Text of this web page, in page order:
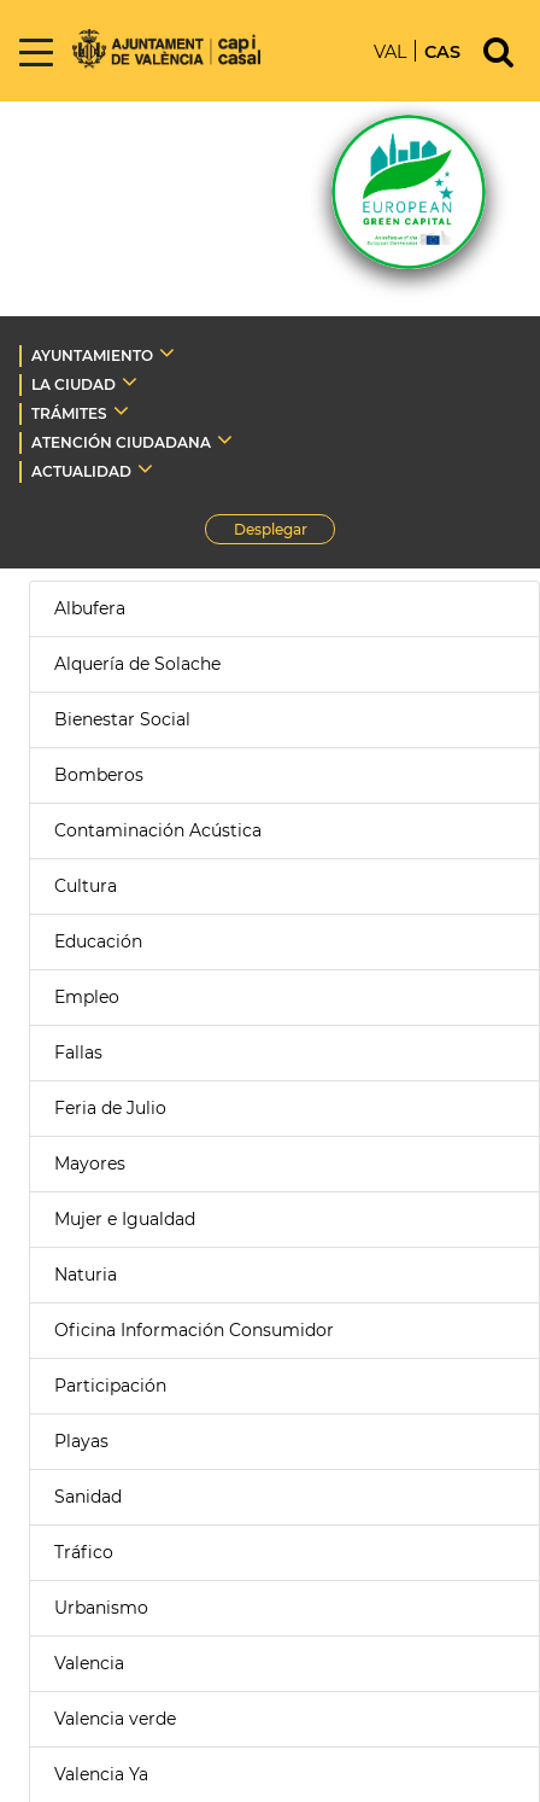
VAL CAS
AYUNTAMIENTO
LA CIUDAD
TRÁMITES
ATENCIÓN CIUDADANA
ACTUALIDAD
Desplegar
Albufera
Alquería de Solache
Bienestar Social
Bomberos
Contaminación Acústica
Cultura
Educación
Empleo
Fallas
Feria de Julio
Mayores
Mujer e Igualdad
Naturia
Oficina Información Consumidor
Participación
Playas
Sanidad
Tráfico
Urbanismo
Valencia
Valencia verde
Valencia Ya